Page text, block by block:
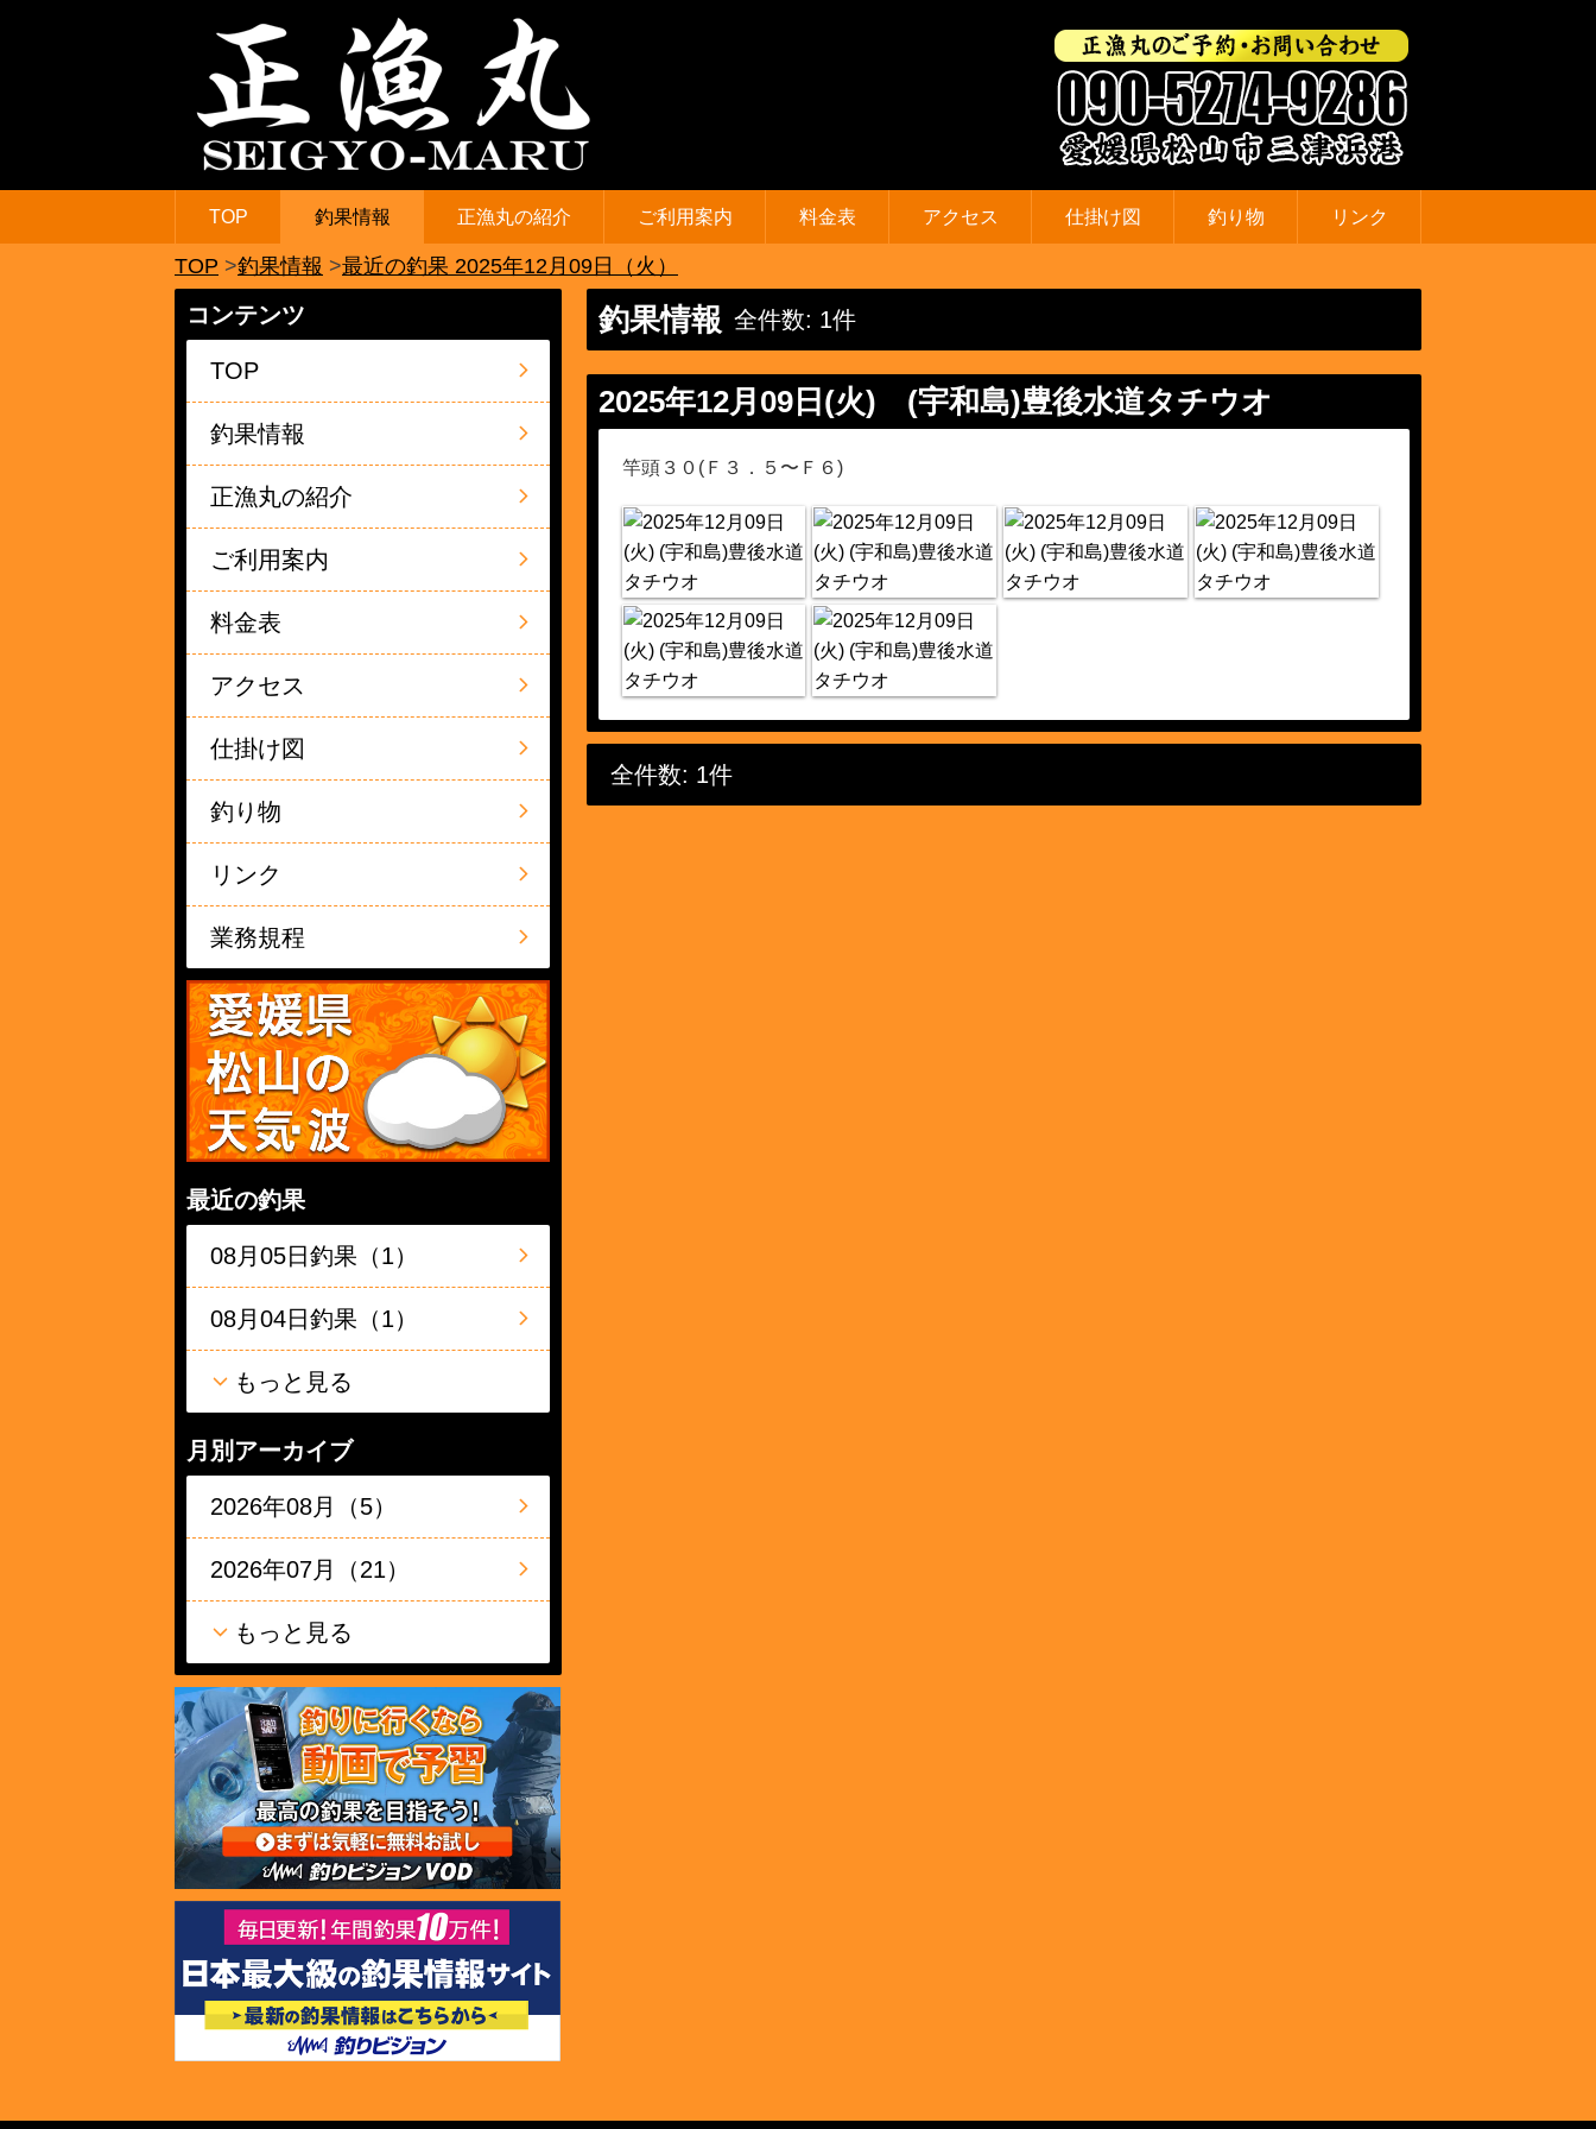
TOP 釣果情報 正漁丸の紹介 ご利用案内 料金表 アクセス 仕掛け図 釣り物 リンク
TOP 釣果情報 最近の釣果 2025年12月09日（火）
釣果情報 全件数: 1件
2025年12月09日(火) (宇和島)豊後水道タチウオ
竿頭３０(Ｆ３．５〜Ｆ６)
全件数: 1件
コンテンツ
TOP
釣果情報
正漁丸の紹介
ご利用案内
料金表
アクセス
仕掛け図
釣り物
リンク
業務規程
最近の釣果
08月05日釣果（1）
08月04日釣果（1）
もっと見る
月別アーカイブ
2026年08月（5）
2026年07月（21）
もっと見る